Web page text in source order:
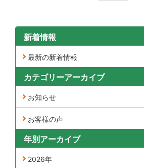
新着情報
最新の新着情報
カテゴリーアーカイブ
お知らせ
お客様の声
年別アーカイブ
2026年